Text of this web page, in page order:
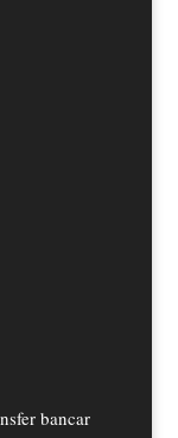
bancar